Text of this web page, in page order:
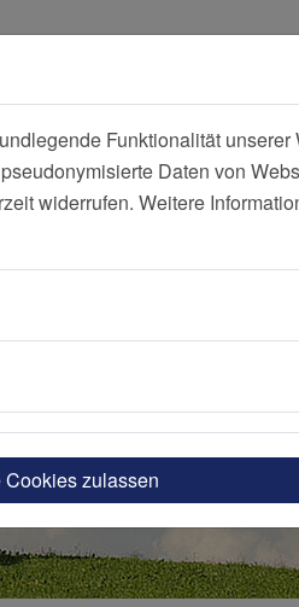
Nord
Funktionalität unserer
Daten von
widerrufen. Weitere
Cookies zulassen